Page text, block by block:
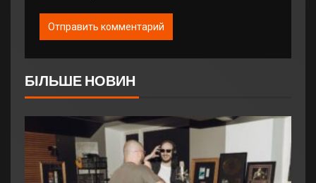
БІЛЬШЕ НОВИН